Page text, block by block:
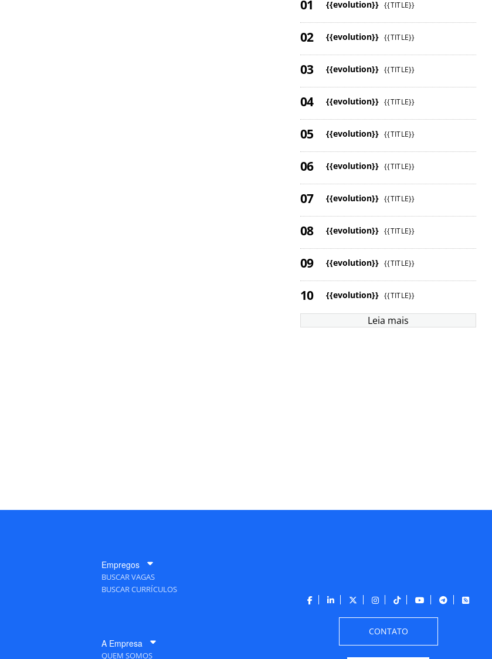
{{evolution}} {{TITLE}}
{{evolution}} {{TITLE}}
{{evolution}} {{TITLE}}
{{evolution}} {{TITLE}}
{{evolution}} {{TITLE}}
{{evolution}} {{TITLE}}
{{evolution}} {{TITLE}}
{{evolution}} {{TITLE}}
{{evolution}} {{TITLE}}
{{evolution}} {{TITLE}}
Leia mais
Empregos
BUSCAR VAGAS
BUSCAR CURRÍCULOS
A Empresa
QUEM SOMOS
CONTATO